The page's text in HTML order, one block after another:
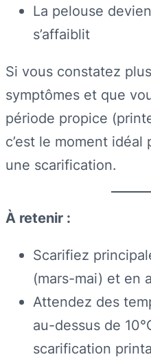
La pelouse
s’affaiblit
Si vous constatez
symptômes et que
période propice
c’est le moment idéal
une scarification.
À retenir :
Scarifiez
(mars-mai) et en
Attendez des
au-dessus de
scarification